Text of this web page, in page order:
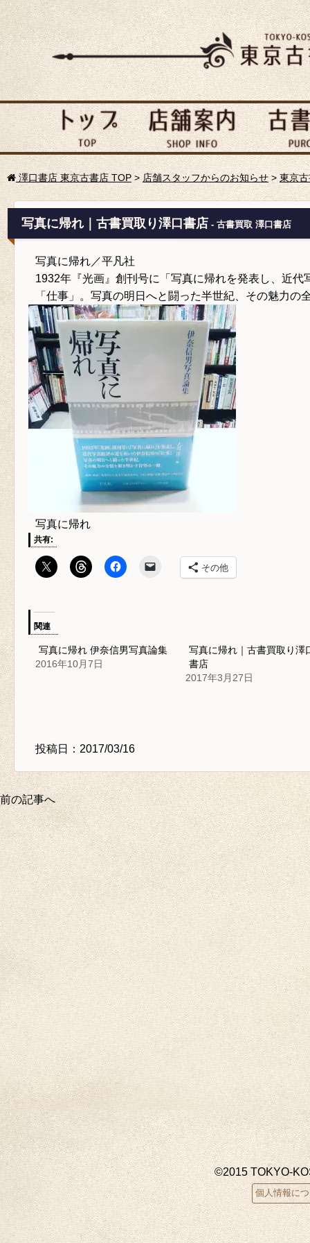
澤口書店 東京古書店 TOP > 店舗スタッフからのお知らせ> 東京
写真に帰れ｜古書買取り澤口書店 - 古書買取 澤口書店
写真に帰れ／平凡社
1932年『光画』創刊号に「写真に帰れを発表し、近代
「仕事」。写真の明日へと闘った半世紀、その魅力の
写真に帰れ
共有:
その他
関連
写真に帰れ 伊奈信男写真論集
2016年10月7日
写真に帰れ｜古書買取り澤
書店
2017年3月27日
投稿日：2017/03/16
前の記事へ
©2015 TOKYO-
個人情報に